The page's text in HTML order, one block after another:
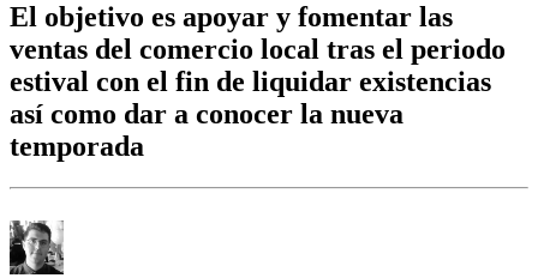
El objetivo es apoyar y fomentar las
ventas del comercio local tras el periodo
estival con el fin de liquidar existencias
así como dar a conocer la nueva
temporada